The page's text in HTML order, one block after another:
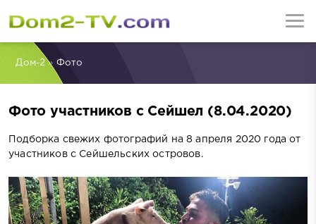
Дом-2» Фото
Фото участников с Сейшел (8.04.2020)
Подборка свежих фотографий на 8 апреля 2020 года от
участников с Сейшельских островов.